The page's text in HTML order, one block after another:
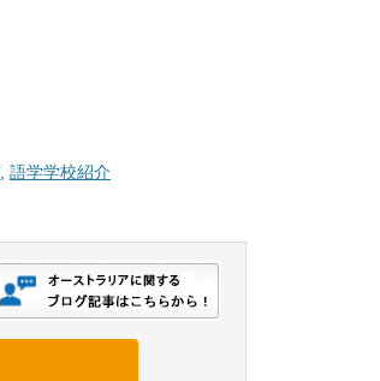
語学学校紹介